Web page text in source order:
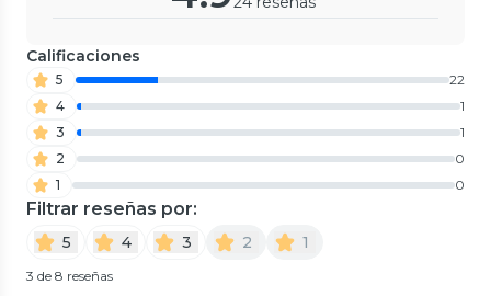
Calificaciones
5
22
4
1
3
1
2
0
1
0
Filtrar reseñas por:
5 4 3 2 1
3 de 8 reseñas